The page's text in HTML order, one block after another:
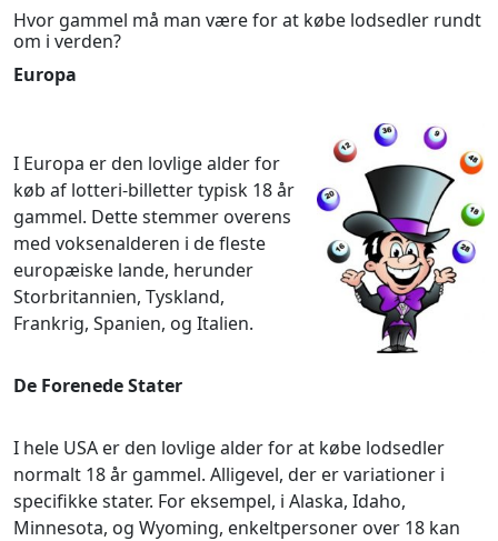
Hvor gammel må man være for at købe lodsedler rundt
om i verden?
Europa
I Europa er den lovlige alder for
køb af lotteri-billetter typisk 18 år
gammel. Dette stemmer overens
med voksenalderen i de fleste
europæiske lande, herunder
Storbritannien, Tyskland,
Frankrig, Spanien, og Italien.
De Forenede Stater
I hele USA er den lovlige alder for at købe lodsedler
normalt 18 år gammel. Alligevel, der er variationer i
specifikke stater. For eksempel, i Alaska, Idaho,
Minnesota, og Wyoming, enkeltpersoner over 18 kan